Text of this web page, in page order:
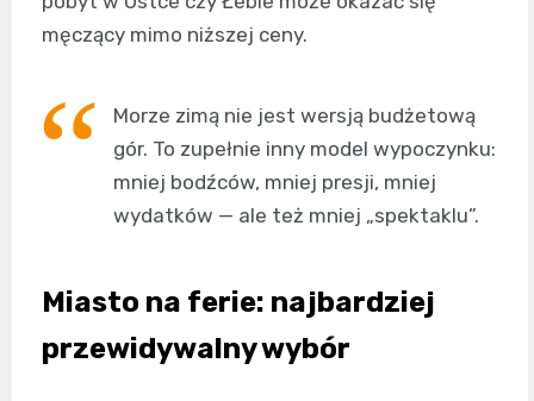
męczący mimo niższej ceny.
Morze zimą nie jest wersją budżetową
gór. To zupełnie inny model wypoczynku:
mniej bodźców, mniej presji, mniej
wydatków — ale też mniej „spektaklu”.
Miasto na ferie: najbardziej
przewidywalny wybór